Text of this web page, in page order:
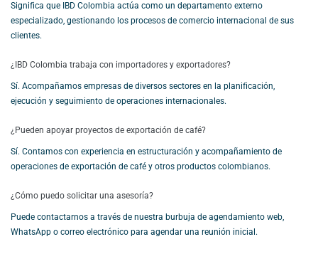
Significa que IBD Colombia actúa como un departamento externo
especializado, gestionando los procesos de comercio internacional de sus
clientes.
¿IBD Colombia trabaja con importadores y exportadores?
Sí. Acompañamos empresas de diversos sectores en la planificación,
ejecución y seguimiento de operaciones internacionales.
¿Pueden apoyar proyectos de exportación de café?
Sí. Contamos con experiencia en estructuración y acompañamiento de
operaciones de exportación de café y otros productos colombianos.
¿Cómo puedo solicitar una asesoría?
Puede contactarnos a través de nuestra burbuja de agendamiento web,
WhatsApp o correo electrónico para agendar una reunión inicial.